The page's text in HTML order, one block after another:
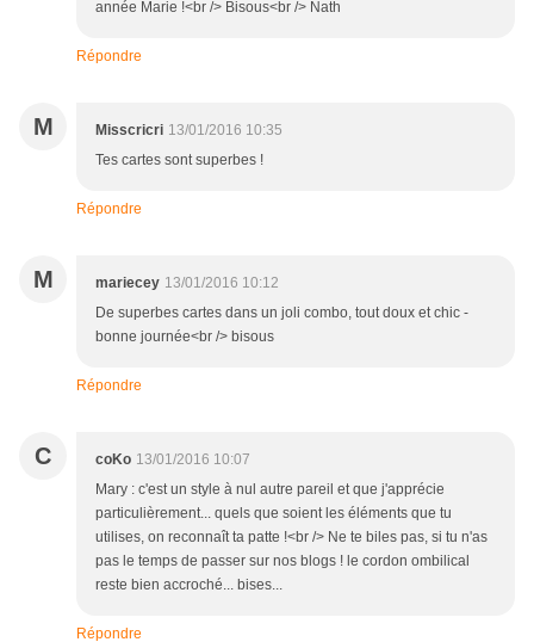
année Marie !<br /> Bisous<br /> Nath
Répondre
M Misscricri 13/01/2016 10:35
Tes cartes sont superbes !
Répondre
M mariecey 13/01/2016 10:12
De superbes cartes dans un joli combo, tout doux et chic -
bonne journée<br /> bisous
Répondre
C coKo 13/01/2016 10:07
Mary : c'est un style à nul autre pareil et que j'apprécie
particulièrement... quels que soient les éléments que tu
utilises, on reconnaît ta patte !<br /> Ne te biles pas, si tu n'as
pas le temps de passer sur nos blogs ! le cordon ombilical
reste bien accroché... bises...
Répondre